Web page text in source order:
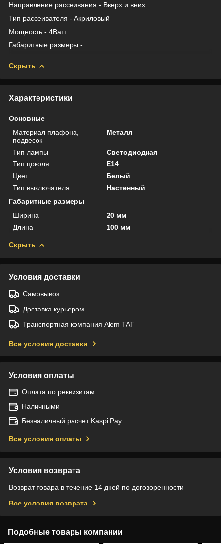
Направление рассеивания - Вверх и вниз
Тип рассеивателя - Акриловый
Мощность - 4Ватт
Габаритные размеры -
Скрыть
Характеристики
Основные
Материал плафона,
подвесок
Металл
Тип лампы
Светодиодная
Тип цоколя
E14
Цвет
Белый
Тип выключателя
Настенный
Габаритные размеры
Ширина
20 мм
Длина
100 мм
Скрыть
Условия доставки
Самовывоз
Доставка курьером
Транспортная компания Alem TAT
Все условия доставки
Условия оплаты
Оплата по реквизитам
Наличными
Безналичный расчет Kaspi Pay
Все условия оплаты
Условия возврата
Возврат товара в течение 14 дней по договоренности
Все условия возврата
Подобные товары компании